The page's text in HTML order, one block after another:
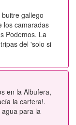
gallego
los camaradas
Podemos. La
del 'solo si
en la Albufera,
la cartera!.
para la